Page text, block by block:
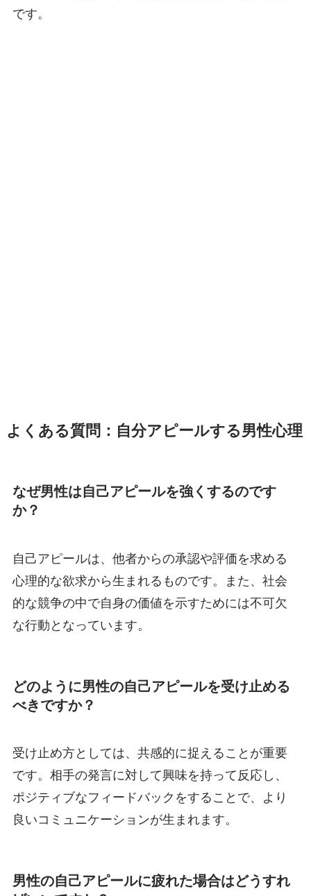
です。
よくある質問：自分アピールする男性心理
なぜ男性は自己アピールを強くするのです
か？
自己アピールは、他者からの承認や評価を求める
心理的な欲求から生まれるものです。また、社会
的な競争の中で自身の価値を示すためには不可欠
な行動となっています。
どのように男性の自己アピールを受け止める
べきですか？
受け止め方としては、共感的に捉えることが重要
です。相手の発言に対して興味を持って反応し、
ポジティブなフィードバックをすることで、より
良いコミュニケーションが生まれます。
男性の自己アピールに疲れた場合はどうすれ